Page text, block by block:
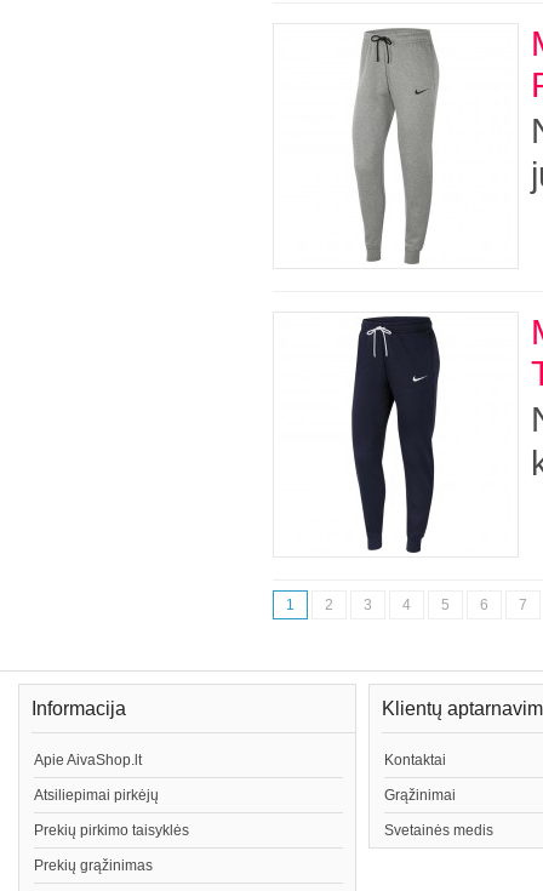
1 2 3 4 5 6 7
Informacija
Apie AivaShop.lt
Atsiliepimai pirkėjų
Prekių pirkimo taisyklės
Prekių grąžinimas
Klientų
Kontaktai
Grąžinimai
Svetainės medis